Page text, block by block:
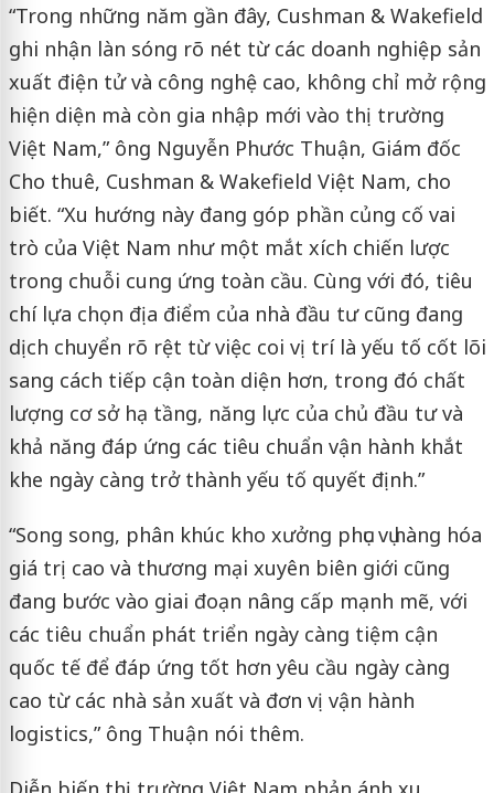
“Trong những năm gần đây, Cushman & Wakefield
ghi nhận làn sóng rõ nét từ các doanh nghiệp sản
xuất điện tử và công nghệ cao, không chỉ mở rộng
hiện diện mà còn gia nhập mới vào thị trường
Việt Nam,” ông Nguyễn Phước Thuận, Giám đốc
Cho thuê, Cushman & Wakefield Việt Nam, cho
biết. “Xu hướng này đang góp phần củng cố vai
trò của Việt Nam như một mắt xích chiến lược
trong chuỗi cung ứng toàn cầu. Cùng với đó, tiêu
chí lựa chọn địa điểm của nhà đầu tư cũng đang
dịch chuyển rõ rệt từ việc coi vị trí là yếu tố cốt lõi
sang cách tiếp cận toàn diện hơn, trong đó chất
lượng cơ sở hạ tầng, năng lực của chủ đầu tư và
khả năng đáp ứng các tiêu chuẩn vận hành khắt
khe ngày càng trở thành yếu tố quyết định.”
“Song song, phân khúc kho xưởng phục vụ hàng hóa
giá trị cao và thương mại xuyên biên giới cũng
đang bước vào giai đoạn nâng cấp mạnh mẽ, với
các tiêu chuẩn phát triển ngày càng tiệm cận
quốc tế để đáp ứng tốt hơn yêu cầu ngày càng
cao từ các nhà sản xuất và đơn vị vận hành
logistics,” ông Thuận nói thêm.